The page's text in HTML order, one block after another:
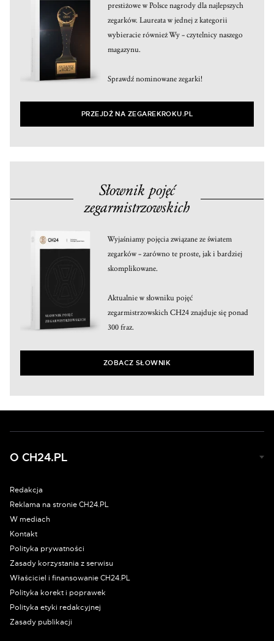
prestiżowe w Polsce nagrody dla najlepszych
zegarków. Laureata w jednej z kategorii
wybieracie również Wy – czytelnicy naszego
magazynu.
Sprawdź nominowane zegarki!
PRZEJDŹ NA ZEGAREKROKU.PL
Słownik pojęć
zegarmistrzowskich
Wyjaśniamy pojęcia związane ze światem
zegarków – zarówno te proste, jak i bardziej
skomplikowane.
Aktualnie w słowniku pojęć
zegarmistrzowskich CH24 znajduje się ponad
300 fraz.
ZOBACZ SŁOWNIK
O CH24.PL
Redakcja
Reklama na stronie CH24.PL
W mediach
Kontakt
Polityka prywatności
Zasady korzystania z serwisu
Właściciel i finansowanie CH24.PL
Polityka korekt i poprawek
Polityka etyki redakcyjnej
Zasady publikacji